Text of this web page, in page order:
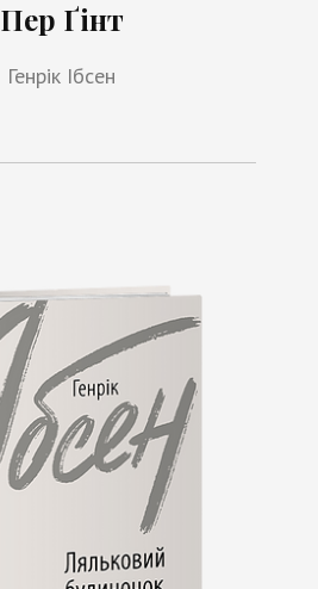
Пер Ґінт
Генрік Ібсен